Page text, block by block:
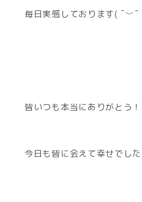
毎日実感しております( ¯﹀¯
皆いつも本当にありがとう！
今日も皆に会えて幸せでし